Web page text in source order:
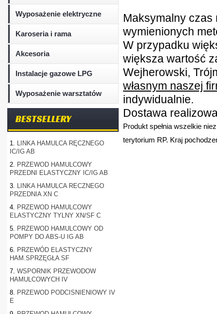
Wyposażenie elektryczne
Karoseria i rama
Akcesoria
Instalacje gazowe LPG
Wyposażenie warsztatów
BESTSELLERY
1. LINKA HAMULCA RĘCZNEGO
IC/IG AB
2. PRZEWOD HAMULCOWY
PRZEDNI ELASTYCZNY IC/IG AB
3. LINKA HAMULCA RECZNEGO
PRZEDNIA XN C
4. PRZEWOD HAMULCOWY
ELASTYCZNY TYLNY XN/SF C
5. PRZEWOD HAMULCOWY OD
POMPY DO ABS-U IG AB
6. PRZEWÓD ELASTYCZNY
HAM.SPRZĘGŁA SF
7. WSPORNIK PRZEWODOW
HAMULCOWYCH IV
8. PRZEWOD PODCISNIENIOWY IV
E
Maksymalny czas
wymienionych
W przypadku
większa wartość
Wejherowski,
własnym naszej
indywidualnie.
Dostawa
Produkt spełnia wszelkie
terytorium RP. Kraj